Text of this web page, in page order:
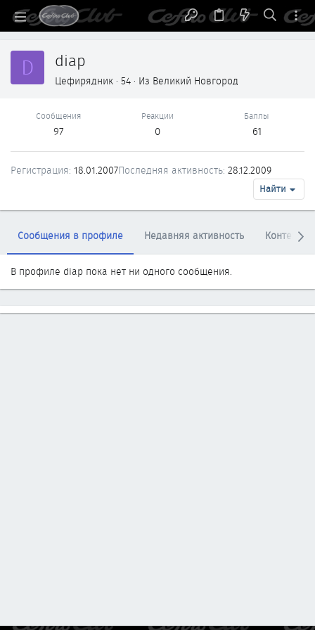
D diap
Цефирядник · 54 · Из Великий Новгород
Сообщения
97
Реакции
0
Баллы
61
Регистрация 18.01.2007Последняя активность 28.12.2009
Найти
Сообщения в профиле Недавняя активность Контент
В профиле diap пока нет ни одного сообщения.